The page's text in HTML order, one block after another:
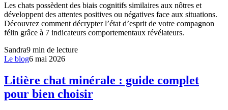
Les chats possèdent des biais cognitifs similaires aux nôtres et
développent des attentes positives ou négatives face aux situations.
Découvrez comment décrypter l’état d’esprit de votre compagnon
félin grâce à 7 indicateurs comportementaux révélateurs.
Sandra9 min de lecture
Le blog6 mai 2026
Litière chat minérale : guide complet
pour bien choisir